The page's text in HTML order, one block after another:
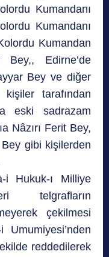
Kumandanı
Kumandanı
Kumandan
Edirne’de
Bey ve diğer
tarafından
eski sadrazam
Nâzırı Ferit Bey,
gibi kişilerden
Hukuk-ı Milliye
telgrafların
çekilmesi
reddedilerek